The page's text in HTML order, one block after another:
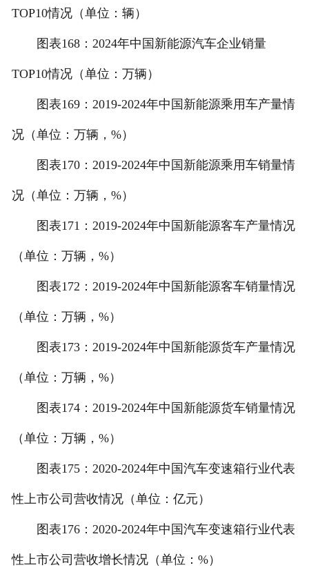
TOP10情况（单位：辆）
图表168：2024年中国新能源汽车企业销量
TOP10情况（单位：万辆）
图表169：2019-2024年中国新能源乘用车产量情
况（单位：万辆，%）
图表170：2019-2024年中国新能源乘用车销量情
况（单位：万辆，%）
图表171：2019-2024年中国新能源客车产量情况
（单位：万辆，%）
图表172：2019-2024年中国新能源客车销量情况
（单位：万辆，%）
图表173：2019-2024年中国新能源货车产量情况
（单位：万辆，%）
图表174：2019-2024年中国新能源货车销量情况
（单位：万辆，%）
图表175：2020-2024年中国汽车变速箱行业代表
性上市公司营收情况（单位：亿元）
图表176：2020-2024年中国汽车变速箱行业代表
性上市公司营收增长情况（单位：%）